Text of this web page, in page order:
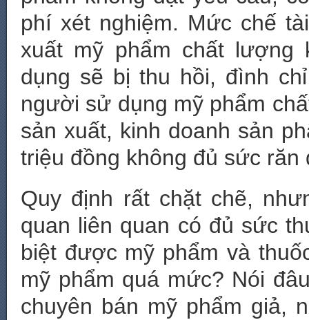
phí xét nghiệm. Mức chế
xuất mỹ phẩm chất
dụng sẽ bị thu hồi, đình
người sử dụng mỹ phẩm
sản xuất, kinh doanh sản
triệu đồng không đủ sức răn
Quy định rất chặt chẽ,
quan liên quan có đủ sức
biệt được mỹ phẩm và
mỹ phẩm quá mức? Nói
chuyên bán mỹ phẩm giả,